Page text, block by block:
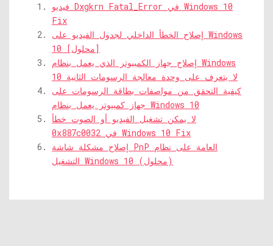
فيديو Dxgkrn Fatal_Error في Windows 10
Fix
إصلاح الخطأ الداخلي لجدول الفيديو على Windows
10 [محلول]
إصلاح جهاز الكمبيوتر الذي يعمل بنظام Windows
10 لا يتعرف على وحدة معالجة الرسومات الثانية
كيفية التحقق من مواصفات بطاقة الرسومات على
جهاز كمبيوتر يعمل بنظام Windows 10
لا يمكن تشغيل الفيديو أو الصوت خطأ
0x887c0032 في Windows 10 Fix
إصلاح مشكلة شاشة PnP العامة على نظام
التشغيل Windows 10 (محلول)